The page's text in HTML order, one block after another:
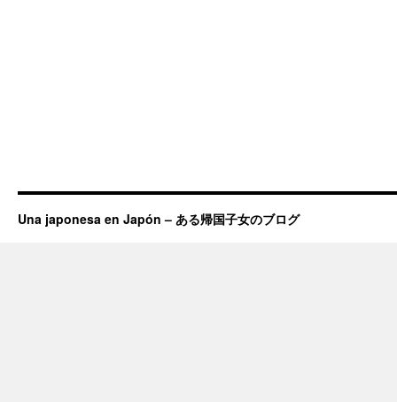
Una japonesa en Japón – ある帰国子女のブログ